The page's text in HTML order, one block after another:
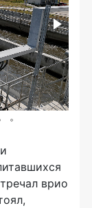
врио